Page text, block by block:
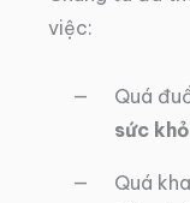
việc:
Quá
sức
Quá